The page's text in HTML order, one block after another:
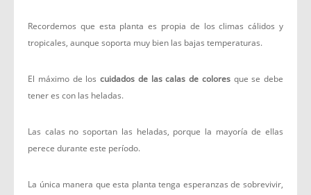
Recordemos que esta planta es propia de los climas cálidos y
tropicales, aunque soporta muy bien las bajas temperaturas.
El máximo de los cuidados de las calas de coloresque se debe
tener es con las heladas.
Las calas no soportan las heladas, porque la mayoría de ellas
perece durante este período.
La única manera que esta planta tenga esperanzas de sobrevivir,